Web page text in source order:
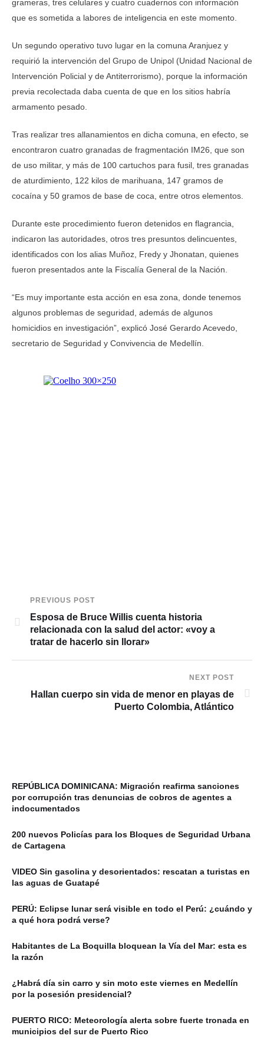
grameras, tres celulares y cuatro cuadernos con información
que es sometida a labores de inteligencia en este momento.
Un segundo operativo tuvo lugar en la comuna Aranjuez y
requirió la intervención del Grupo de Unipol (Unidad Nacional de
Intervención Policial y de Antiterrorismo), porque la información
previa recolectada daba cuenta de que en los sitios habría
armamento pesado.
Tras realizar tres allanamientos en dicha comuna, en efecto, se
encontraron cuatro granadas de fragmentación IM26, que son
de uso militar, y más de 100 cartuchos para fusil, tres granadas
de aturdimiento, 122 kilos de marihuana, 147 gramos de
cocaína y 50 gramos de base de coca, entre otros elementos.
Durante este procedimiento fueron detenidos en flagrancia,
indicaron las autoridades, otros tres presuntos delincuentes,
identificados con los alias Muñoz, Fredy y Jhonatan, quienes
fueron presentados ante la Fiscalía General de la Nación.
“Es muy importante esta acción en esa zona, donde tenemos
algunos problemas de seguridad, además de algunos
homicidios en investigación”, explicó José Gerardo Acevedo,
secretario de Seguridad y Convivencia de Medellín.
PREVIOUS POST
Esposa de Bruce Willis cuenta historia
relacionada con la salud del actor: «voy a
tratar de hacerlo sin llorar»
NEXT POST
Hallan cuerpo sin vida de menor en playas de
Puerto Colombia, Atlántico
REPÚBLICA DOMINICANA: Migración reafirma sanciones
por corrupción tras denuncias de cobros de agentes a
indocumentados
200 nuevos Policías para los Bloques de Seguridad Urbana
de Cartagena
VIDEO Sin gasolina y desorientados: rescatan a turistas en
las aguas de Guatapé
PERÚ: Eclipse lunar será visible en todo el Perú: ¿cuándo y
a qué hora podrá verse?
Habitantes de La Boquilla bloquean la Vía del Mar: esta es
la razón
¿Habrá día sin carro y sin moto este viernes en Medellín
por la posesión presidencial?
PUERTO RICO: Meteorología alerta sobre fuerte tronada en
municipios del sur de Puerto Rico